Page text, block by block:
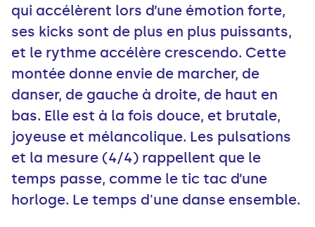
qui accélèrent lors d’une émotion forte,
ses kicks sont de plus en plus puissants,
et le rythme accélère crescendo. Cette
montée donne envie de marcher, de
danser, de gauche à droite, de haut en
bas. Elle est à la fois douce, et brutale,
joyeuse et mélancolique. Les pulsations
et la mesure (4/4) rappellent que le
temps passe, comme le tic tac d’une
horloge. Le temps d'une danse ensemble.